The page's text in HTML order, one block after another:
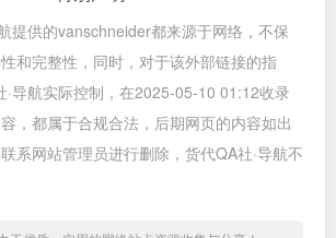
提供的vanschneider都来源于网络，不保
和完整性，同时，对于该外部链接的指
·导航实际控制，在2025-05-10 01:12收录
，都属于合规合法，后期网页的内容如出
系网站管理员进行删除，货代QA社·导航不